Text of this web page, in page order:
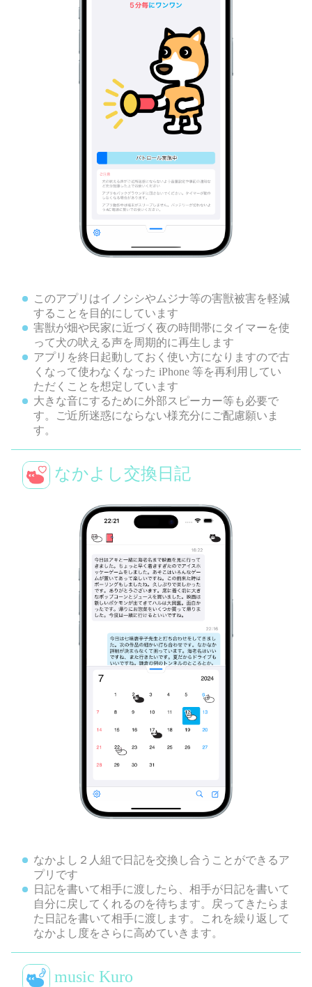
このアプリはイノシシやムジナ等の害獣被害を軽減
することを目的にしています
害獣が畑や民家に近づく夜の時間帯にタイマーを使
って犬の吠える声を周期的に再生します
アプリを終日起動しておく使い方になりますので古
くなって使わなくなった iPhone 等を再利用してい
ただくことを想定しています
大きな音にするために外部スピーカー等も必要で
す。ご近所迷惑にならない様充分にご配慮願いま
す。
なかよし交換日記
なかよし２人組で日記を交換し合うことができるア
プリです
日記を書いて相手に渡したら、相手が日記を書いて
自分に戻してくれるのを待ちます。戻ってきたらま
た日記を書いて相手に渡します。これを繰り返して
なかよし度をさらに高めていきます。
music Kuro